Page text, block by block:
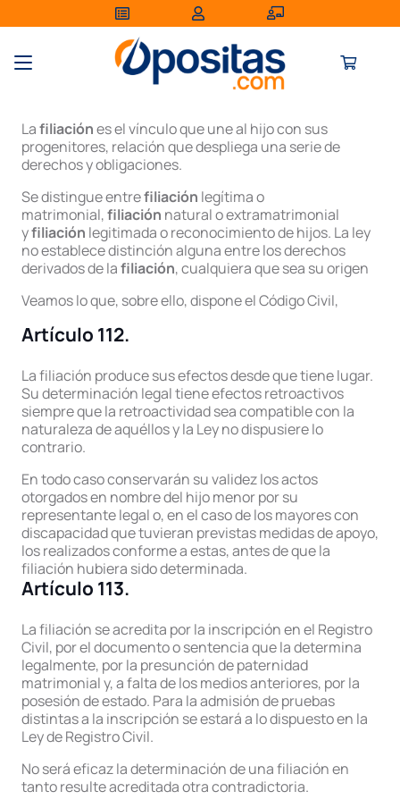
Lafiliaciónes el vínculo que une al hijo con sus
progenitores, relación que despliega una serie de
derechos y obligaciones.
Se distingue entrefiliación legítima o
matrimonial,filiación natural o extramatrimonial
yfiliación legitimada o reconocimiento de hijos. La ley
no establece distinción alguna entre los derechos
derivados de lafiliación, cualquiera que sea su origen
Veamos lo que, sobre ello, dispone el Código Civil,
Artículo 112.
La filiación produce sus efectos desde que tiene lugar.
Su determinación legal tiene efectos retroactivos
siempre que la retroactividad sea compatible con la
naturaleza de aquéllos y la Ley no dispusiere lo
contrario.
En todo caso conservarán su validez los actos
otorgados en nombre del hijo menor por su
representante legal o, en el caso de los mayores con
discapacidad que tuvieran previstas medidas de apoyo,
los realizados conforme a estas, antes de que la
filiación hubiera sido determinada.
Artículo 113.
La filiación se acredita por la inscripción en el Registro
Civil, por el documento o sentencia que la determina
legalmente, por la presunción de paternidad
matrimonial y, a falta de los medios anteriores, por la
posesión de estado. Para la admisión de pruebas
distintas a la inscripción se estará a lo dispuesto en la
Ley de Registro Civil.
No será eficaz la determinación de una filiación en
tanto resulte acreditada otra contradictoria.